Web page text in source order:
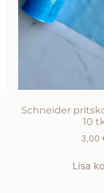
Schneider
10
3,00
Lisa